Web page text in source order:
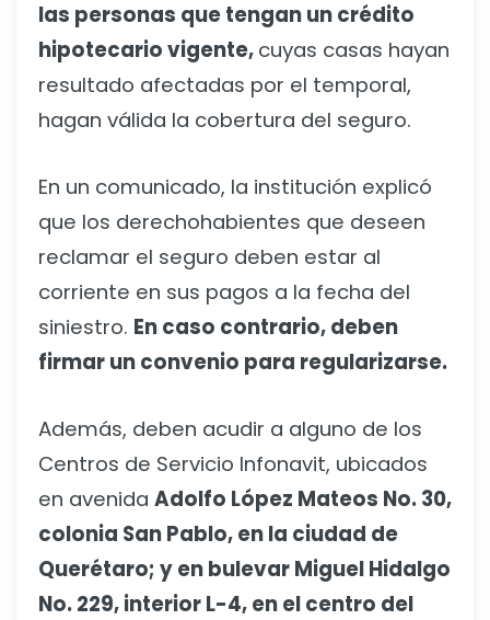
las personas que tengan un crédito
hipotecario vigente, cuyas casas hayan
resultado afectadas por el temporal,
hagan válida la cobertura del seguro.
En un comunicado, la institución explicó
que los derechohabientes que deseen
reclamar el seguro deben estar al
corriente en sus pagos a la fecha del
siniestro. En caso contrario, deben
firmar un convenio para regularizarse.
Además, deben acudir a alguno de los
Centros de Servicio Infonavit, ubicados
en avenida Adolfo López Mateos No. 30,
colonia San Pablo, en la ciudad de
Querétaro; y en bulevar Miguel Hidalgo
No. 229, interior L-4, en el centro del